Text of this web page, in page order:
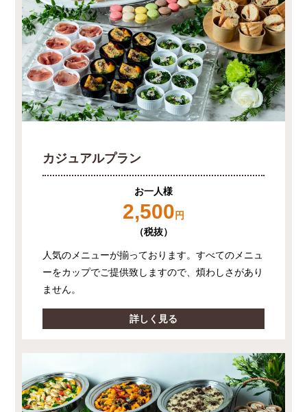
カジュアルプラン
お一人様
2,500 円
（税抜）
人気のメニューが揃っております。すべてのメニュ
ーをカップでご提供致しますので、煩わしさがあり
ません。
詳しく見る